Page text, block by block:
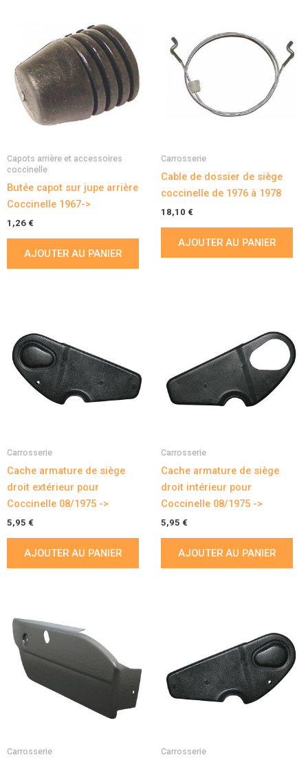
Capots arrière et accessoires
coccinelle
Butée capot sur jupe arrière
Coccinelle 1967->
1,26 €
AJOUTER AU PANIER
Carrosserie
Cable de dossier de siège
coccinelle de 1976 à 1978
18,10 €
AJOUTER AU PANIER
Carrosserie
Cache armature de siège
droit extérieur pour
Coccinelle 08/1975 ->
5,95 €
AJOUTER AU PANIER
Carrosserie
Cache armature de siège
droit intérieur pour
Coccinelle 08/1975 ->
5,95 €
AJOUTER AU PANIER
Carrosserie Carrosserie